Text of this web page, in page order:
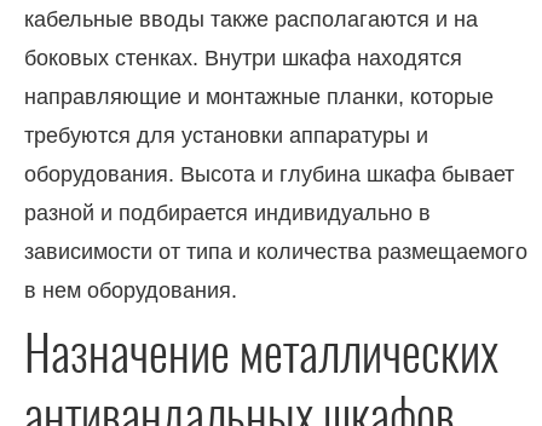
кабельные вводы также располагаются и на
боковых стенках. Внутри шкафа находятся
направляющие и монтажные планки, которые
требуются для установки аппаратуры и
оборудования. Высота и глубина шкафа бывает
разной и подбирается индивидуально в
зависимости от типа и количества размещаемого
в нем оборудования.
Назначение металлических